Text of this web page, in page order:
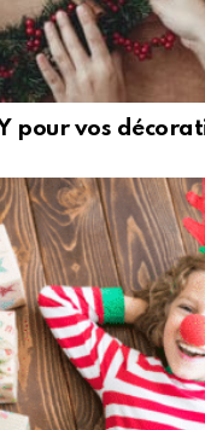
pour vos